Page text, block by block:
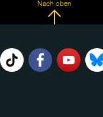
Nach oben